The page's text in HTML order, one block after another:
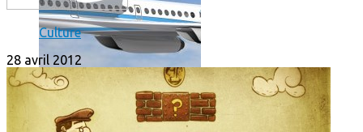
High-Tech
Culture
28 avril 2012